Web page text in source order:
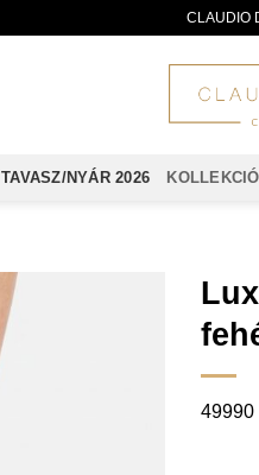
CLAUDIO
TAVASZ/NYÁR 2026
49990